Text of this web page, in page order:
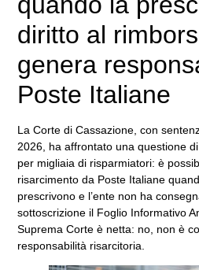
diritto al
genera
Poste Italiane
La Corte di Cassazione, con
2026, ha affrontato una questione
per migliaia di risparmiatori: è
risarcimento da Poste Italiane
prescrivono e l’ente non ha
sottoscrizione il Foglio Informativo
Suprema Corte è netta: no, non è
responsabilità risarcitoria.